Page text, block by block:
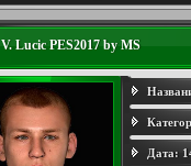
V. Lucic PES2017 by MS
Дата: